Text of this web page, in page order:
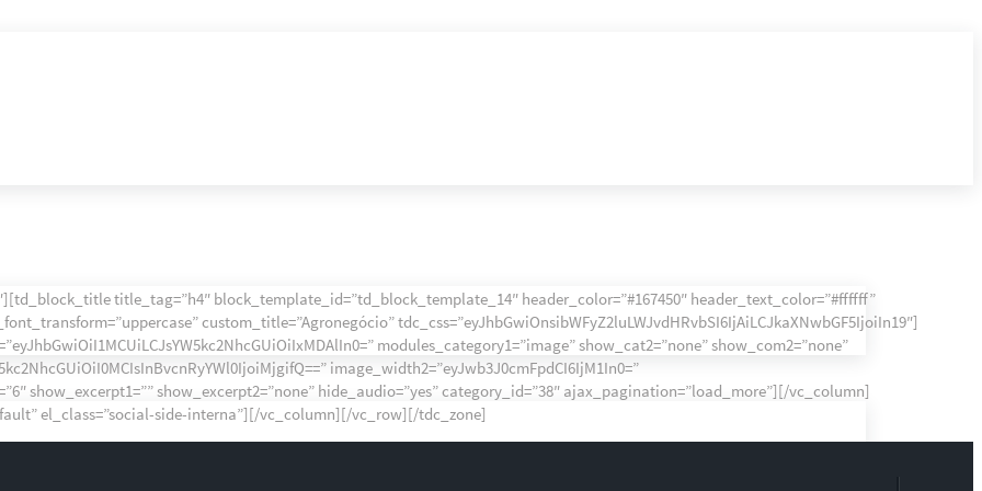
title_tag=”h4″ block_template_id=”td_block_template_14″ header_color=”#167450″ header_text_color=”#ffffff”
custom_title=”Agronegócio” tdc_css=”eyJhbGwiOnsibWFyZ2luLWJvdHRvbSI6IjAiLCJkaXNwbGF5IjoiIn19″]
modules_category1=”image” show_cat2=”none” show_com2=”none”
image_width2=”eyJwb3J0cmFpdCI6IjM1In0=”
show_excerpt1=”” show_excerpt2=”none” hide_audio=”yes” category_id=”38″ ajax_pagination=”load_more”][/vc_column]
el_class=”social-side-interna”][/vc_column][/vc_row][/tdc_zone]